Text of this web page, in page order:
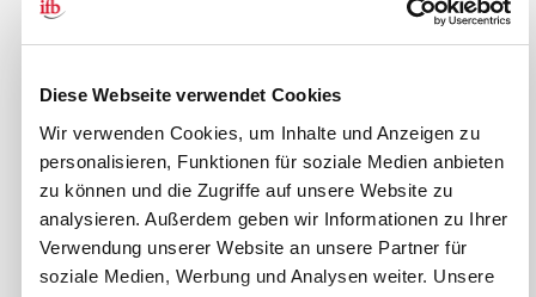
Diese Webseite verwendet Cookies
Wir verwenden Cookies, um Inhalte und Anzeigen zu
personalisieren, Funktionen für soziale Medien anbieten
zu können und die Zugriffe auf unsere Website zu
analysieren. Außerdem geben wir Informationen zu Ihrer
Verwendung unserer Website an unsere Partner für
soziale Medien, Werbung und Analysen weiter. Unsere
FAQ
ifb-App Betriebsrat360
News. Wissen. Themen.
News & Fachthemen
Lexikon
Rechtsprechung
Gesetze
BR-Magazin
Folgen Sie uns
Sicherheit durch geprüfte
Qualität!